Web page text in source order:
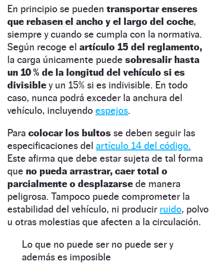
En principio se pueden transportar enseres
que rebasen el ancho y el largo del coche,
siempre y cuando se cumpla con la normativa.
Según recoge el artículo 15 del reglamento,
la carga únicamente puede sobresalir hasta
un 10 % de la longitud del vehículo si es
divisible y un 15% si es indivisible. En todo
caso, nunca podrá exceder la anchura del
vehículo, incluyendo espejos.
Para colocar los bultos se deben seguir las
especificaciones del artículo 14 del código.
Este afirma que debe estar sujeta de tal forma
que no pueda arrastrar, caer total o
parcialmente o desplazarse de manera
peligrosa. Tampoco puede comprometer la
estabilidad del vehículo, ni producir ruido, polvo
u otras molestias que afecten a la circulación.
Lo que no puede ser no puede ser y
además es imposible